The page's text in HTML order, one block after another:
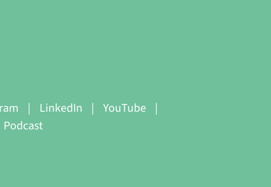
LinkedIn
YouTube
Podcast